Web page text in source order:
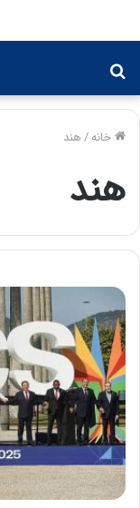
برای
خانه/هند
هند